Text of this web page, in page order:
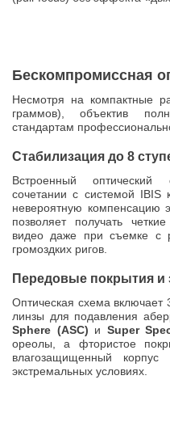
Бескомпромиссная
Несмотря на компактные
граммов), объектив
стандартам
Стабилизация до 8
Встроенный оптический
сочетании с системой IBIS
невероятную компенсацию
позволяет получать
видео даже при съемке с
громоздких ригов.
Передовые покрытия и
Оптическая схема
линзы для подавления
Sphere (ASC) и Super
ореолы, а фтористое
влагозащищенный
экстремальных условиях.